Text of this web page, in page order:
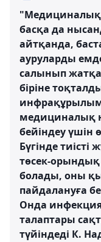
"Медициналық
басқа да
айтқанда,
ауруларды
салынып
біріне
медициналық
бейіндеу үшін
Бүгінде тиісті
төсек-
болады, оны
пайдалануға
Онда
талаптары
түйіндеді К.